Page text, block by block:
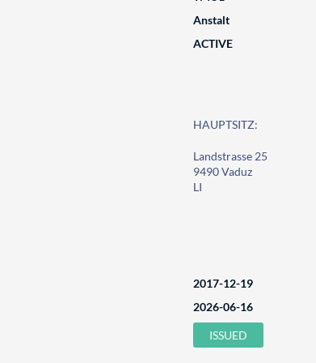
Anstalt
ACTIVE
HAUPTSITZ:
Landstrasse 25
9490 Vaduz
LI
2017-12-19
2026-06-16
ISSUED